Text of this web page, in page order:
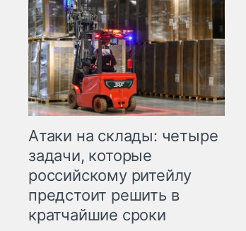
Атаки на склады: четыре
задачи, которые
российскому ритейлу
предстоит решить в
кратчайшие сроки